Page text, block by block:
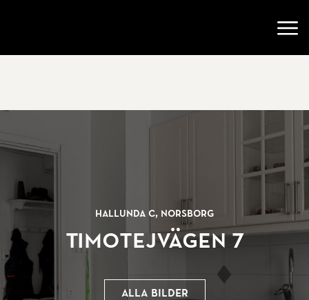
Hallunda C, Norsborg
Timotejvägen 7
Alla bilder